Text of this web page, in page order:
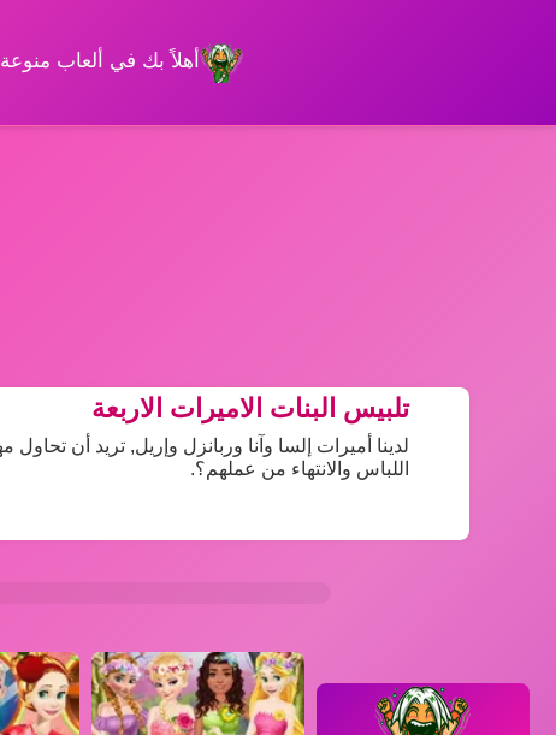
أهلاً بك في ألعاب
تلبيس البنات الاميرات الاربعة
لدينا أميرات إلسا وآنا وربانزل وإريل, تريد أن
اللباس والانتهاء من عملهم؟.